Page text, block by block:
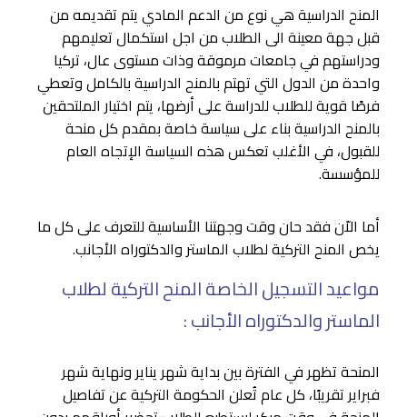
المنح الدراسية هي نوع من الدعم المادي يتم تقديمه من
قبل جهة معينة الى الطلاب من اجل استكمال تعليمهم
ودراستهم في جامعات مرموقة وذات مستوى عال، تركيا
واحدة من الدول التي تهتم بالمنح الدراسية بالكامل وتعطي
فرصًا قوية للطلاب للدراسة على أرضها، يتم اختيار الملتحقين
بالمنح الدراسية بناء على سياسة خاصة بمقدم كل منحة
للقبول، في الأغلب تعكس هذه السياسة الإتجاه العام
للمؤسسة.
أما الاّن فقد حان وقت وجهتنا الأساسية للتعرف على كل ما
يخص المنح التركية لطلاب الماستر والدكتوراه الأجانب.
مواعيد التسجيل الخاصة المنح التركية لطلاب
الماستر والدكتوراه الأجانب :
المنحة تظهر في الفترة بين بداية شهر يناير ونهاية شهر
فبراير تقريبًا، كل عام تُعلن الحكومة التركية عن تفاصيل